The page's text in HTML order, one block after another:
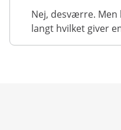
Nej, desværre.
langt hvilket giver